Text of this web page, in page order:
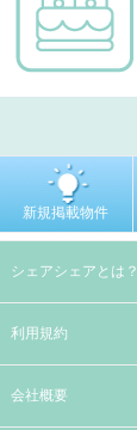
新規掲載物件
シェアシェアとは？
利用規約
会社概要